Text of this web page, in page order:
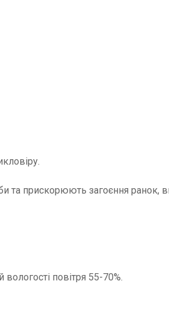
та прискорюють загоєння ранок,
повітря 55-70%.